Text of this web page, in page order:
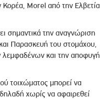
Morel από την Ελβετία
σημαντικά την αναγνώριση
Παρασκευή του στομάχου,
λεμφαδένων και την αποφυγή
τοιχώματος μπορεί να
χωρίς να αφαιρεθεί